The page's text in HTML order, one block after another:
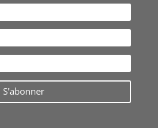
S'abonner